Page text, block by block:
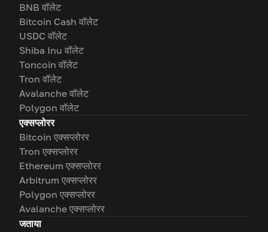
BNB वॉलेट
Bitcoin Cash वॉलेट
USDC वॉलेट
Shiba Inu वॉलेट
Toncoin वॉलेट
Tron वॉलेट
Avalanche वॉलेट
Polygon वॉलेट
एक्सप्लोरर
Bitcoin एक्सप्लोरर
Tron एक्सप्लोरर
Ethereum एक्सप्लोरर
Arbitrum एक्सप्लोरर
Polygon एक्सप्लोरर
Avalanche एक्सप्लोरर
जताया